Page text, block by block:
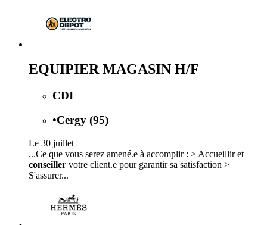
EQUIPIER MAGASIN H/F
CDI
•Cergy (95)
Le 30 juillet
...Ce que vous serez amené.e à accomplir : > Accueillir et
conseiller votre client.e pour garantir sa satisfaction >
S'assurer...